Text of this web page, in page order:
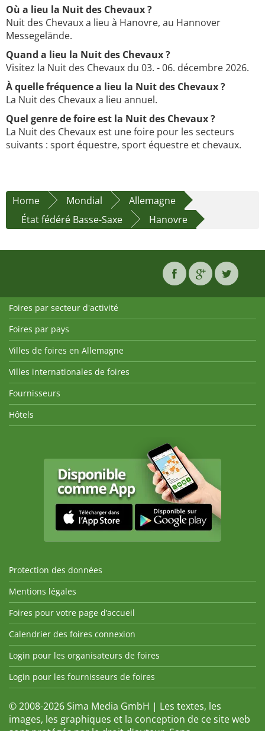
Où a lieu la Nuit des Chevaux ?
Nuit des Chevaux a lieu à Hanovre, au Hannover
Messegelände.
Quand a lieu la Nuit des Chevaux ?
Visitez la Nuit des Chevaux du 03. - 06. décembre 2026.
À quelle fréquence a lieu la Nuit des Chevaux ?
La Nuit des Chevaux a lieu annuel.
Quel genre de foire est la Nuit des Chevaux ?
La Nuit des Chevaux est une foire pour les secteurs
suivants : sport équestre, sport équestre et chevaux.
Home Mondial
Allemagne
État fédéré Basse-Saxe
Hanovre
Foires par secteur d'activité
Foires par pays
Villes de foires en Allemagne
Villes internationales de foires
Fournisseurs
Hôtels
Protection des données
Mentions légales
Foires pour votre page d’accueil
Calendrier des foires connexion
Login pour les organisateurs de foires
Login pour les fournisseurs de foires
© 2008-2026 Sima Media GmbH | Les textes, les
images, les graphiques et la conception de ce site web